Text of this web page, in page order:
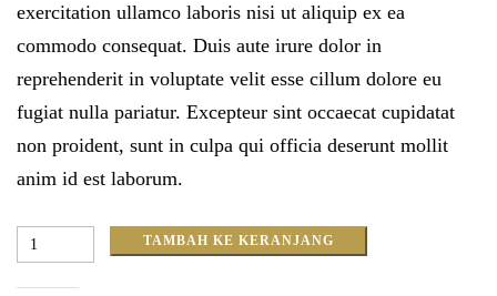
exercitation ullamco laboris nisi ut aliquip ex ea
commodo consequat. Duis aute irure dolor in
reprehenderit in voluptate velit esse cillum dolore eu
fugiat nulla pariatur. Excepteur sint occaecat cupidatat
non proident, sunt in culpa qui officia deserunt mollit
anim id est laborum.
Kuantitas
TAMBAH KE KERANJANG